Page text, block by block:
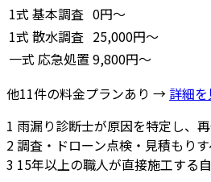
1式 基本調査 0円～
1式 散水調査 25,000円～
一式 応急処置 9,800円～
他11件の料金プランあり → 詳細を
1 雨漏り診断士が原因を特定し、
2調査・ドローン点検・見積もり
3 15年以上の職人が直接施工する